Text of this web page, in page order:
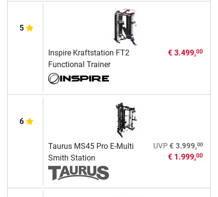
5
Inspire Kraftstation FT2
Functional Trainer
€ 3.499,00
6
Taurus MS45 Pro E-Multi
Smith Station
UVP € 3.999,00
€ 1.999,00